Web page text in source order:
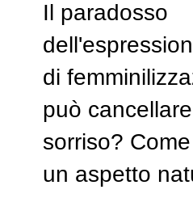
Il paradosso
di
può
sorriso?
un aspetto